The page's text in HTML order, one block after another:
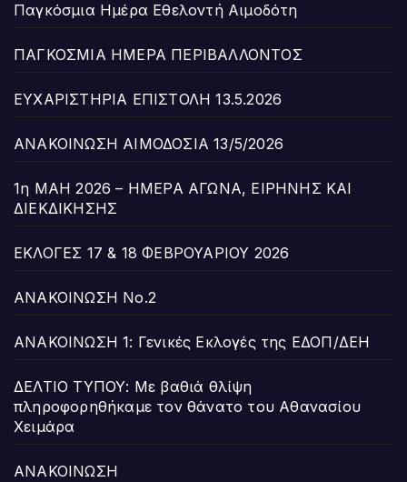
Παγκόσμια Ημέρα Εθελοντή Αιμοδότη
ΠΑΓΚΟΣΜΙΑ ΗΜΕΡΑ ΠΕΡΙΒΑΛΛΟΝΤΟΣ
ΕΥΧΑΡΙΣΤΗΡΙΑ ΕΠΙΣΤΟΛΗ 13.5.2026
ΑΝΑΚΟΙΝΩΣΗ ΑΙΜΟΔΟΣΙΑ 13/5/2026
1η ΜΑΗ 2026 – ΗΜΕΡΑ ΑΓΩΝΑ, ΕΙΡΗΝΗΣ ΚΑΙ
ΔΙΕΚΔΙΚΗΣΗΣ
ΕΚΛΟΓΕΣ 17 & 18 ΦΕΒΡΟΥΑΡΙΟΥ 2026
ΑΝΑΚΟΙΝΩΣΗ Νο.2
ΑΝΑΚΟΙΝΩΣΗ 1: Γενικές Εκλογές της ΕΔΟΠ/ΔΕΗ
ΔΕΛΤΙΟ ΤΥΠΟΥ: Με βαθιά θλίψη
πληροφορηθήκαμε τον θάνατο του Αθανασίου
Χειμάρα
ΑΝΑΚΟΙΝΩΣΗ